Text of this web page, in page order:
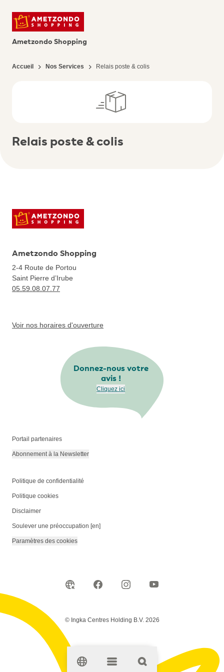
Ametzondo Shopping
Accueil Nos Services Relais poste & colis
Relais poste & colis
Ametzondo Shopping
2-4 Route de Portou
Saint Pierre d’Irube
05.59.08.07.77
Voir nos horaires d'ouverture
Donnez-nous votre
avis !
Cliquez ici
Portail partenaires
Abonnement à la Newsletter
Politique de confidentialité
Politique cookies
Disclaimer
Soulever une préoccupation [en]
Paramètres des cookies
© Ingka Centres Holding B.V. 2026